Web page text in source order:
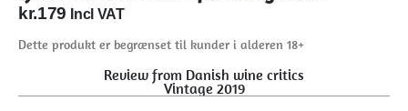
kr.179 Incl VAT
Dette produkt er begrænset til kunder i alderen 18+
Review from Danish wine critics
Vintage 2019